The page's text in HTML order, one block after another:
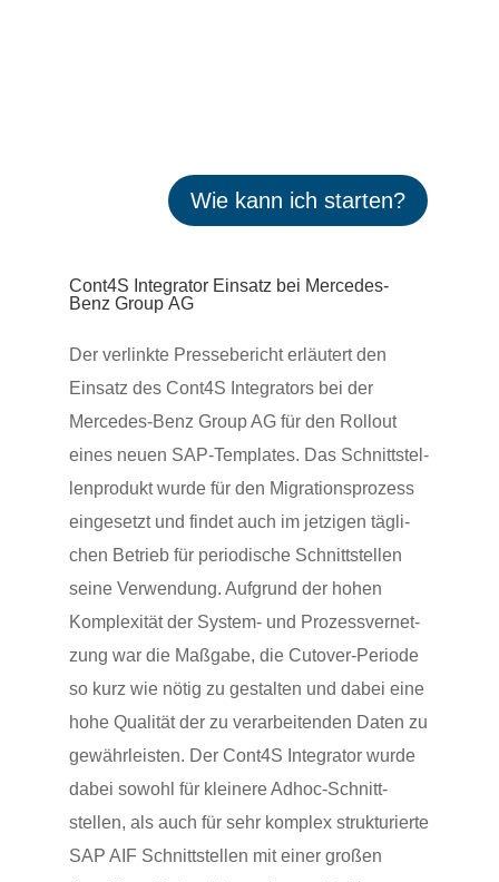
Wie kann ich starten?
Cont4S Integrator Einsatz bei Mercedes-
Benz Group AG
Der verlinkte Pres­se­be­richt erläu­tert den
Einsatz des Cont4S Inte­gra­tors bei der
Mercedes-Benz Group AG für den Rollout
eines neuen SAP-Templates. Das Schnitt­stel­
len­pro­dukt wurde für den Migra­ti­ons­pro­zess
einge­setzt und findet auch im jetzigen tägli­
chen Betrieb für peri­odi­sche Schnitt­stellen
seine Verwen­dung. Aufgrund der hohen
Komple­xität der System- und Prozess­ver­net­
zung war die Maßgabe, die Cutover-Periode
so kurz wie nötig zu gestalten und dabei eine
hohe Qualität der zu verar­bei­tenden Daten zu
gewähr­leisten. Der Cont4S Integrator wurde
dabei sowohl für klei­nere Adhoc-Schnitt­
stellen, als auch für sehr komplex struk­tu­rierte
SAP AIF Schnitt­stellen mit einer großen